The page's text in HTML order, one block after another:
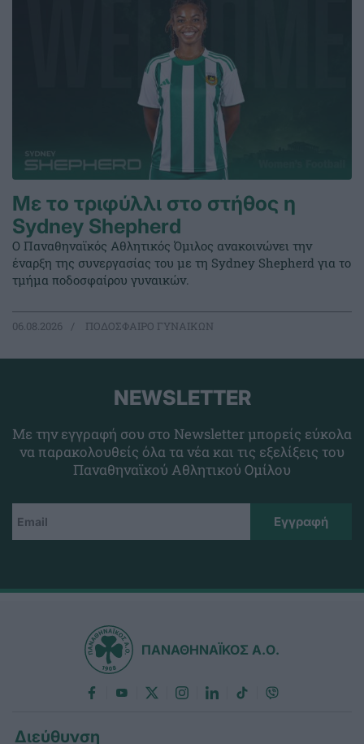
Με το τριφύλλι στο στήθος η
Sydney Shepherd
Ο Παναθηναϊκός Αθλητικός Όμιλος ανακοινώνει την
έναρξη της συνεργασίας του με τη Sydney Shepherd για το
τμήμα ποδοσφαίρου γυναικών.
06.08.2026 ΠΟΔΟΣΦΑΙΡΟ ΓΥΝΑΙΚΩΝ
NEWSLETTER
Με την εγγραφή σου στο Newsletter μπορείς εύκολα
να παρακολουθείς όλα τα νέα και τις εξελίξεις του
Παναθηναϊκού Αθλητικού Ομίλου
ΠΑΝΑΘΗΝΑΪΚΟΣ Α.Ο.
Διεύθυνση